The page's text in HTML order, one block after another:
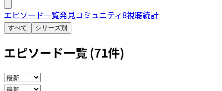
エピソード一覧発見コミュニティ8視聴統計
すべて シリーズ別
エピソード一覧 (71件)